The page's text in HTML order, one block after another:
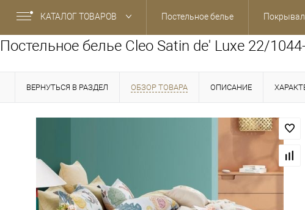
КАТАЛОГ ТОВАРОВ Постельное белье
Постельное белье Cleo Satin de' Luxe 22/
ВЕРНУТЬСЯ В РАЗДЕЛ ОБЗОР ТОВАРА ОПИСАНИЕ